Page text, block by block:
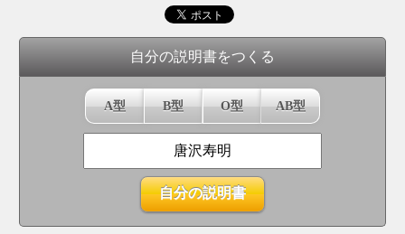
自分の説明書をつくる
A型 B型 O型 AB型